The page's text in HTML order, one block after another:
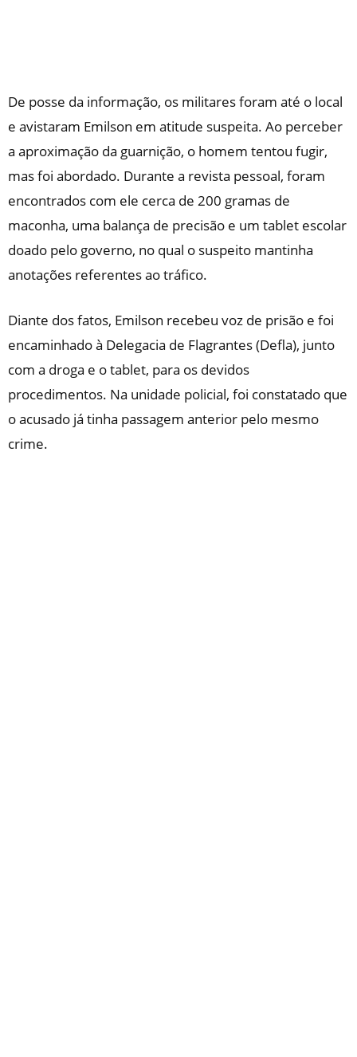
De posse da informação, os militares foram até o local
e avistaram Emilson em atitude suspeita. Ao perceber
a aproximação da guarnição, o homem tentou fugir,
mas foi abordado. Durante a revista pessoal, foram
encontrados com ele cerca de 200 gramas de
maconha, uma balança de precisão e um tablet escolar
doado pelo governo, no qual o suspeito mantinha
anotações referentes ao tráfico.
Diante dos fatos, Emilson recebeu voz de prisão e foi
encaminhado à Delegacia de Flagrantes (Defla), junto
com a droga e o tablet, para os devidos
procedimentos. Na unidade policial, foi constatado que
o acusado já tinha passagem anterior pelo mesmo
crime.